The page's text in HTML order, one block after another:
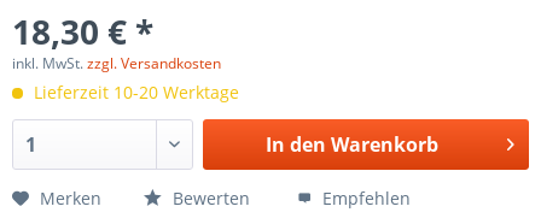
18,30 € *
inkl. MwSt.zzgl. Versandkosten
Lieferzeit 10-20 Werktage
In den Warenkorb
Merken Bewerten Empfehlen